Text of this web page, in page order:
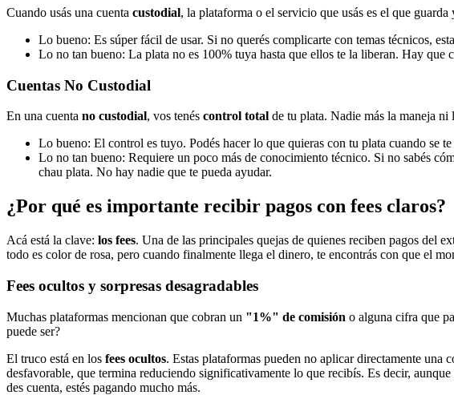
Cuando usás una cuenta custodial, la plataforma o el servicio que usás es el que
Lo bueno: Es súper fácil de usar. Si no querés complicarte con temas técnicos,
Lo no tan bueno: La plata no es 100% tuya hasta que ellos te la liberan. Hay
Cuentas No Custodial
En una cuenta no custodial, vos tenés control total de tu plata. Nadie más la maneja
Lo bueno: El control es tuyo. Podés hacer lo que quieras con tu plata cuando se
Lo no tan bueno: Requiere un poco más de conocimiento técnico. Si no sabés
chau plata. No hay nadie que te pueda ayudar.
¿Por qué es importante recibir pagos con fees claros?
Acá está la clave: los fees. Una de las principales quejas de quienes reciben pagos del
todo es color de rosa, pero cuando finalmente llega el dinero, te encontrás con que el
Fees ocultos y sorpresas desagradables
Muchas plataformas mencionan que cobran un "1%" de comisión o alguna cifra que
puede ser?
El truco está en los fees ocultos. Estas plataformas pueden no aplicar directamente una
desfavorable, que termina reduciendo significativamente lo que recibís. Es decir,
des cuenta, estés pagando mucho más.